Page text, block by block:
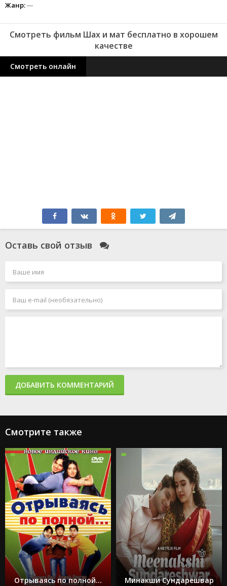
Жанр:---
Смотреть фильм Шах и мат бесплатно в хорошем
качестве
Смотреть онлайн
Оставь свой отзыв
ДОБАВИТЬ КОММЕНТАРИЙ
Смотрите также
Отрываясь по полной... Минакши Сундарешвар